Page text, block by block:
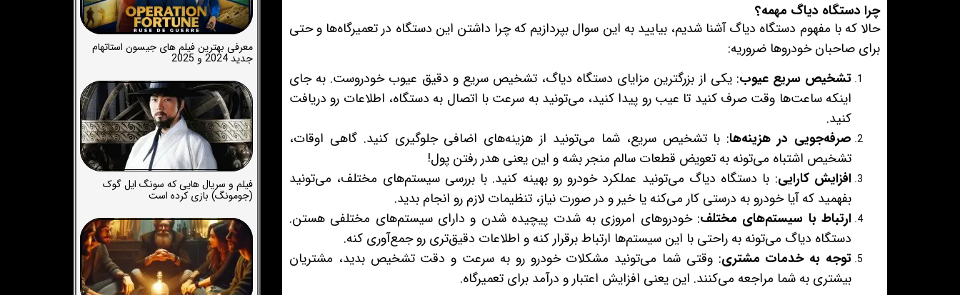
چرا دستگاه دیاگ مهمه؟
حالا که با مفهوم دستگاه دیاگ آشنا شدیم، بیایید به این سوال بپردازیم که چرا داشتن این دستگاه در تعمیرگاه‌ها و حتی
برای صاحبان خودروها ضروریه:
تشخیص سریع عیوب: یکی از بزرگترین مزایای دستگاه دیاگ، تشخیص سریع و دقیق عیوب خودروست. به جای
اینکه ساعت‌ها وقت صرف کنید تا عیب رو پیدا کنید، می‌تونید به سرعت با اتصال به دستگاه، اطلاعات رو دریافت
کنید.
صرفه‌جویی در هزینه‌ها: با تشخیص سریع، شما می‌تونید از هزینه‌های اضافی جلوگیری کنید. گاهی اوقات،
تشخیص اشتباه می‌تونه به تعویض قطعات سالم منجر بشه و این یعنی هدر رفتن پول!
افزایش کارایی: با دستگاه دیاگ می‌تونید عملکرد خودرو رو بهینه کنید. با بررسی سیستم‌های مختلف، می‌تونید
بفهمید که آیا خودرو به درستی کار می‌کنه یا خیر و در صورت نیاز، تنظیمات لازم رو انجام بدید.
ارتباط با سیستم‌های مختلف: خودروهای امروزی به شدت پیچیده شدن و دارای سیستم‌های مختلفی هستن.
دستگاه دیاگ می‌تونه به راحتی با این سیستم‌ها ارتباط برقرار کنه و اطلاعات دقیق‌تری رو جمع‌آوری کنه.
توجه به خدمات مشتری: وقتی شما می‌تونید مشکلات خودرو رو به سرعت و دقت تشخیص بدید، مشتریان
بیشتری به شما مراجعه می‌کنند. این یعنی افزایش اعتبار و درآمد برای تعمیرگاه.
معرفی بهترین فیلم های جیسون استاتهام
جدید 2024 و 2025
فیلم و سریال هایی که سونگ ایل گوک
(جومونگ) بازی کرده است